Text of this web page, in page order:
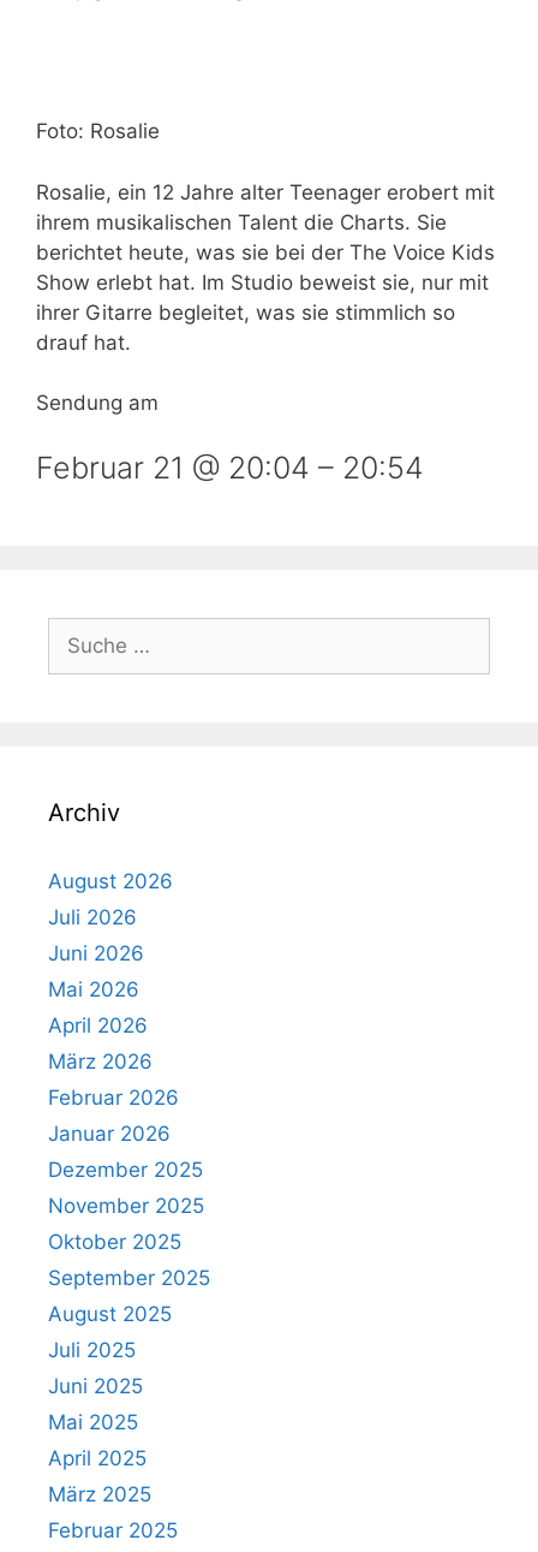
Foto: Rosalie
Rosalie, ein 12 Jahre alter Teenager erobert mit
ihrem musikalischen Talent die Charts. Sie
berichtet heute, was sie bei der The Voice Kids
Show erlebt hat. Im Studio beweist sie, nur mit
ihrer Gitarre begleitet, was sie stimmlich so
drauf hat.
Sendung am
Februar 21 @ 20:04 – 20:54
nach:
Archiv
August 2026
Juli 2026
Juni 2026
Mai 2026
April 2026
März 2026
Februar 2026
Januar 2026
Dezember 2025
November 2025
Oktober 2025
September 2025
August 2025
Juli 2025
Juni 2025
Mai 2025
April 2025
März 2025
Februar 2025